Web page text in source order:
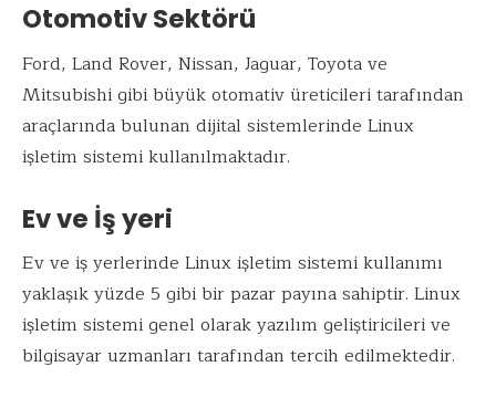
Otomotiv Sektörü
Ford, Land Rover, Nissan, Jaguar, Toyota ve
Mitsubishi gibi büyük otomativ üreticileri tarafından
araçlarında bulunan dijital sistemlerinde Linux
işletim sistemi kullanılmaktadır.
Ev ve İş yeri
Ev ve iş yerlerinde Linux işletim sistemi kullanımı
yaklaşık yüzde 5 gibi bir pazar payına sahiptir. Linux
işletim sistemi genel olarak yazılım geliştiricileri ve
bilgisayar uzmanları tarafından tercih edilmektedir.